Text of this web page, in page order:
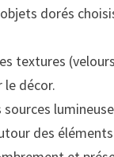
dorés
textures
le décor.
des